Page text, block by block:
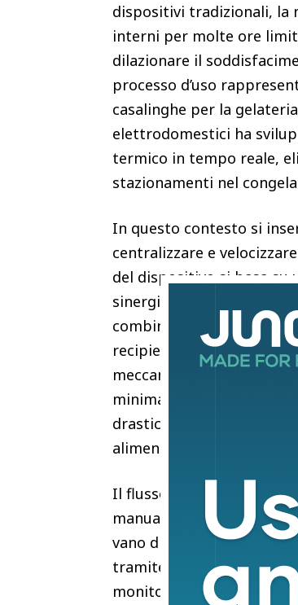
dispositivi tradizionali, la
interni per molte ore
dilazionare il
processo d’uso
casalinghe per la
elettrodomestici ha
termico in tempo reale,
stazionamenti nel
In questo contesto si
centralizzare e
del dispositivo si basa su
sinergia con un sistema
combinazione permette
recipiente, avviando il
meccanica. Il ciclo
minima di venti minuti,
drastica riduzione dei
alimentare.
Il flusso di lavoro si
manuale. L’operatore si
vano di carico principale
tramite l’interfaccia di
monitora costantemente